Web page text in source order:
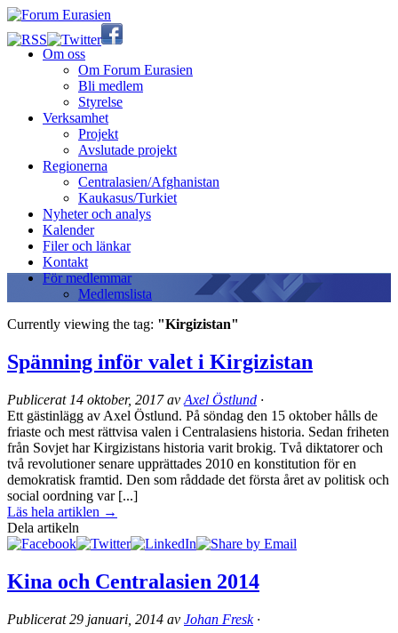
Om oss
Om Forum Eurasien
Bli medlem
Styrelse
Verksamhet
Projekt
Avslutade projekt
Regionerna
Centralasien/Afghanistan
Kaukasus/Turkiet
Nyheter och analys
Kalender
Filer och länkar
Kontakt
För medlemmar
Medlemslista
Currently viewing the tag: "Kirgizistan"
Spänning inför valet i Kirgizistan
Publicerat 14 oktober, 2017av Axel Östlund ·
Ett gästinlägg av Axel Östlund. På söndag den 15 oktober hålls de
friaste och mest rättvisa valen i Centralasiens historia. Sedan friheten
från Sovjet har Kirgizistans historia varit brokig. Två diktatorer och
två revolutioner senare upprättades 2010 en konstitution för en
demokratisk framtid. Den som råddade det första året av politisk och
social oordning var [...]
Läs hela artiklen →
Dela artikeln
Kina och Centralasien 2014
Publicerat29 januari, 2014 av Johan Fresk·